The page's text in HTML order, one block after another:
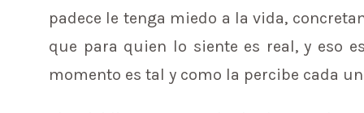
padece le tenga miedo a la vida,
que para quien lo siente es real, y eso
momento es tal y como la percibe cada